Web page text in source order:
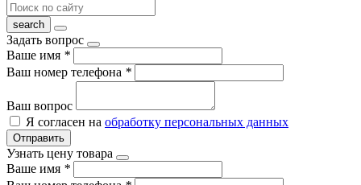
Задать вопрос
Ваше имя *
Ваш номер телефона *
Ваш вопрос
Я согласен на обработку персональных данных
Отправить
Узнать цену товара
Ваше имя *